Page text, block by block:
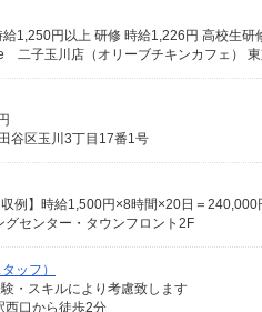
給1,250円以上 研修 時給1,226円 高校
二子玉川店（オリーブチキンカフェ）
谷区玉川3丁目17番1号
例】時給1,500円×8時間×20日＝
センター・タウンフロント2F
ッフ）
・スキルにより考慮致します
西口から徒歩2分